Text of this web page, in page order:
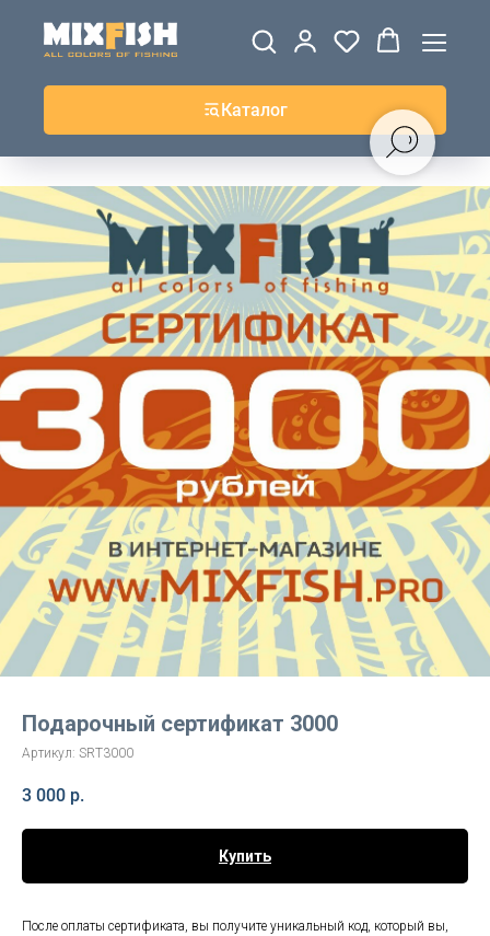
Каталог
ШАПКИ
ДЖЕРСИ
ВЕТРОВКИ И
ТОЛСТОВКИ
ЖИЛЕТКИ
Подарочный сертификат 3000
Артикул: SRT3000
3 000 р.
Купить
После оплаты сертификата, вы получите уникальный код, который вы,